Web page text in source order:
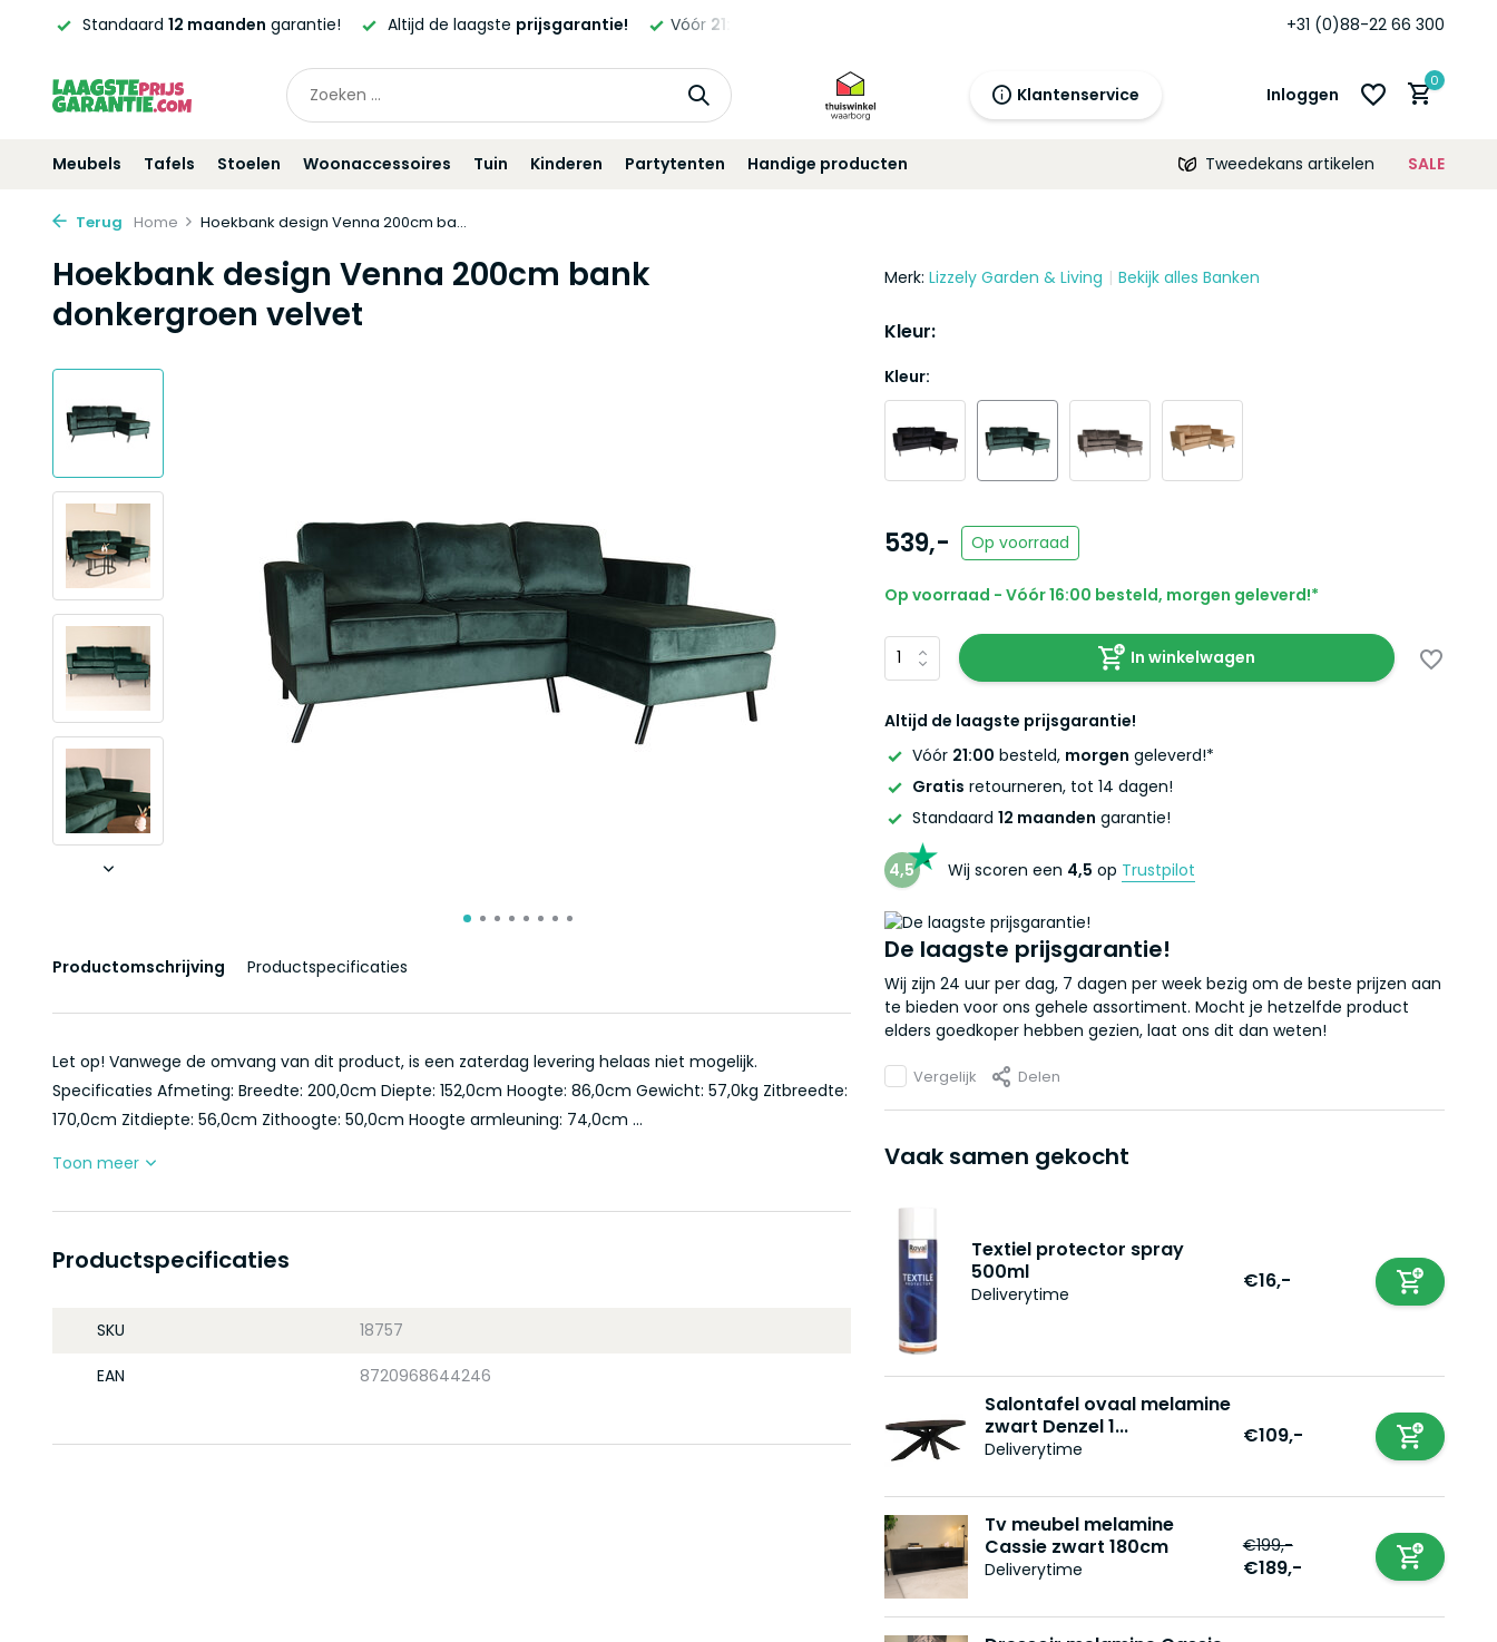
Altijd de laagsteprijsgarantie! Vóór21:00 besteld,morgengeleverd!* Standaard +31 (0)88-22 66 300
Klantenservice Inloggen
morgen
0
Meubels Tafels Stoelen Woonaccessoires Tuin Kinderen Partytenten Handige producten Tweedekans artikelen SALE
Terug Home Hoekbank design Venna 200cm ba...
Hoekbank design Venna 200cm bank
donkergroen velvet
Productomschrijving Productspecificaties
Let op! Vanwege de omvang van dit product, is een zaterdag levering helaas niet mogelijk.
Specificaties Afmeting: Breedte: 200,0cm Diepte: 152,0cm Hoogte: 86,0cm Gewicht: 57,0kg Zitbreedte:
170,0cm Zitdiepte: 56,0cm Zithoogte: 50,0cm Hoogte armleuning: 74,0cm ...
Toon meer
Productspecificaties
SKU 18757
EAN 8720968644246
Merk: Lizzely Garden & Living Bekijk alles Banken
Kleur:
Kleur:
539,- Op voorraad
Op voorraad - Vóór 16:00 besteld, morgen geleverd!*
In winkelwagen
Altijd de laagste prijsgarantie!
Vóór 21:00 besteld, morgen geleverd!*
Gratis retourneren, tot 14 dagen!
Standaard 12 maanden garantie!
4,5 Wij scoren een 4,5 op Trustpilot
De laagste prijsgarantie!
Wij zijn 24 uur per dag, 7 dagen per week bezig om de beste prijzen aan
te bieden voor ons gehele assortiment. Mocht je hetzelfde product
elders goedkoper hebben gezien, laat ons dit dan weten!
Vergelijk Delen
Vaak samen gekocht
Textiel protector spray
500ml
Deliverytime
€16,-
Salontafel ovaal melamine
zwart Denzel 1...
Deliverytime
€109,-
Tv meubel melamine
Cassie zwart 180cm
Deliverytime
€199,-
€189,-